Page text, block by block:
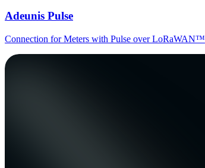
Adeunis Pulse
Connection for Meters with Pulse over LoRaWAN™